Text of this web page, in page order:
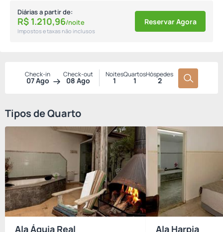
Diárias a partir de:
R$ 1.210,96/noite
Impostos e taxas não inclusos
Reservar Agora
Check-in
07 Ago
Check-out
08 Ago
Noites
1
Quartos
1
Hóspedes
2
Tipos de Quarto
Ala Águia Real Ala Harpia